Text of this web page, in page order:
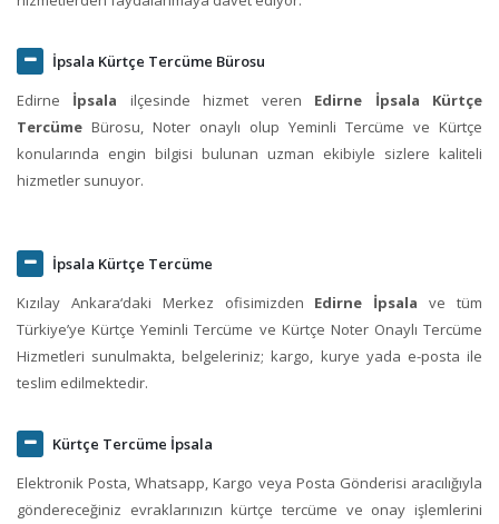
İpsala Kürtçe Tercüme Bürosu
Edirne İpsala ilçesinde hizmet veren Edirne İpsala Kürtçe
Tercüme Bürosu, Noter onaylı olup Yeminli Tercüme ve Kürtçe
konularında engin bilgisi bulunan uzman ekibiyle sizlere kaliteli
hizmetler sunuyor.
İpsala Kürtçe Tercüme
Kızılay Ankara‘daki Merkez ofisimizden Edirne İpsala ve tüm
Türkiye’ye Kürtçe Yeminli Tercüme ve Kürtçe Noter Onaylı Tercüme
Hizmetleri sunulmakta, belgeleriniz; kargo, kurye yada e-posta ile
teslim edilmektedir.
Kürtçe Tercüme İpsala
Elektronik Posta, Whatsapp, Kargo veya Posta Gönderisi aracılığıyla
göndereceğiniz evraklarınızın kürtçe tercüme ve onay işlemlerini